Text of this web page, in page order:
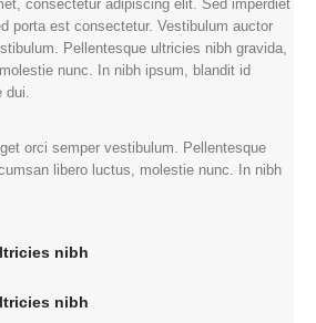
consectetur adipiscing elit. Sed imperdiet
porta est consectetur. Vestibulum auctor
Pellentesque ultricies nibh gravida,
nunc. In nibh ipsum, blandit id
dui.
orci semper vestibulum. Pellentesque
libero luctus, molestie nunc. In nibh
nibh
nibh